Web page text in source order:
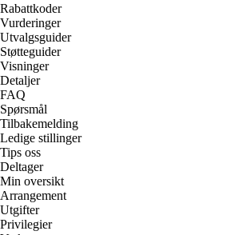
Rabattkoder
Vurderinger
Utvalgsguider
Støtteguider
Visninger
Detaljer
FAQ
Spørsmål
Tilbakemelding
Ledige stillinger
Tips oss
Deltager
Min oversikt
Arrangement
Utgifter
Privilegier